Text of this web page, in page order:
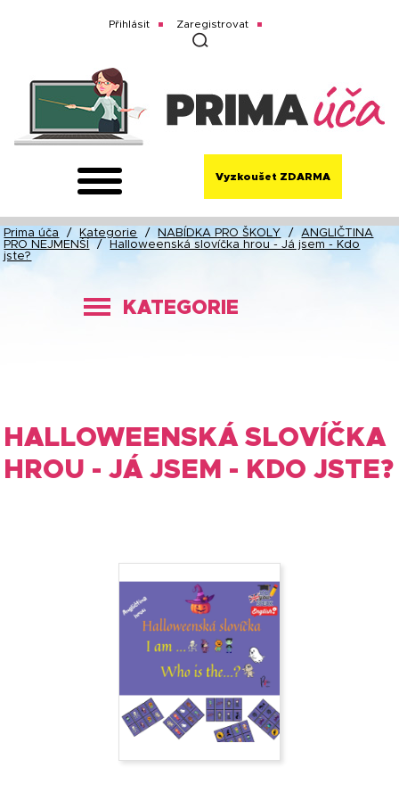
Přihlásit Zaregistrovat
Vyzkoušet ZDARMA
Prima úča / Kategorie / NABÍDKA PRO ŠKOLY /
ANGLIČTINA
PRO NEJMENŠÍ
/
Halloweenská slovíčka hrou - Já jsem - Kdo
jste?
KATEGORIE
HALLOWEENSKÁ SLOVÍČKA
HROU - JÁ JSEM - KDO JSTE?